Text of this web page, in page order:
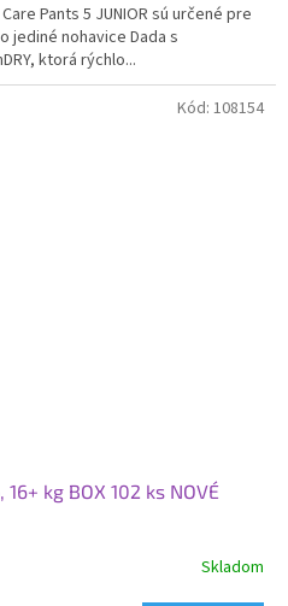
Pants 5 JUNIOR sú určené pre
jediné nohavice Dada s
ktorá rýchlo...
kg BOX 102 ks NOVÉ
Skladom
Kód: 108154